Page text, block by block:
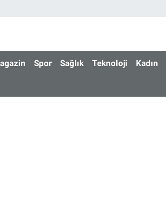
Spor Sağlık Teknoloji Kadın